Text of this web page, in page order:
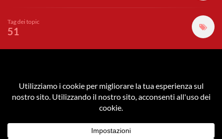
Tag dei topic
51
GUNPLA ACADEMYè parte del network diAkiba Gamers|
Zechs.it|Cutnip
Privacy Policy|Cookie Policy